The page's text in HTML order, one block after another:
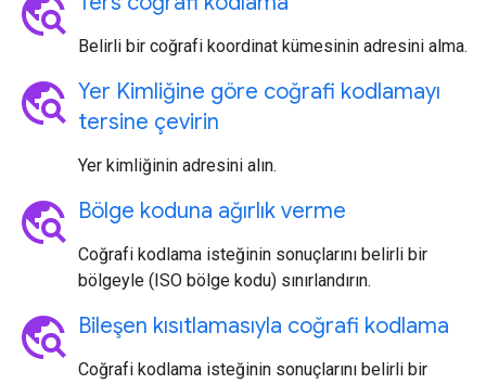
travel_explore
Belirli bir coğrafi koordinat kümesinin adresini alma.
travel_explore Yer Kimliğine göre coğrafi kodlamayı
tersine çevirin
Yer kimliğinin adresini alın.
travel_explore Bölge koduna ağırlık verme
Coğrafi kodlama isteğinin sonuçlarını belirli bir
bölgeyle (ISO bölge kodu) sınırlandırın.
travel_explore Bileşen kısıtlamasıyla coğrafi kodlama
Coğrafi kodlama isteğinin sonuçlarını belirli bir